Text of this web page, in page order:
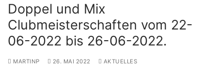
Doppel und Mix
Clubmeisterschaften vom 22-
06-2022 bis 26-06-2022.
MARTINP 26. MAI 2022 AKTUELLES